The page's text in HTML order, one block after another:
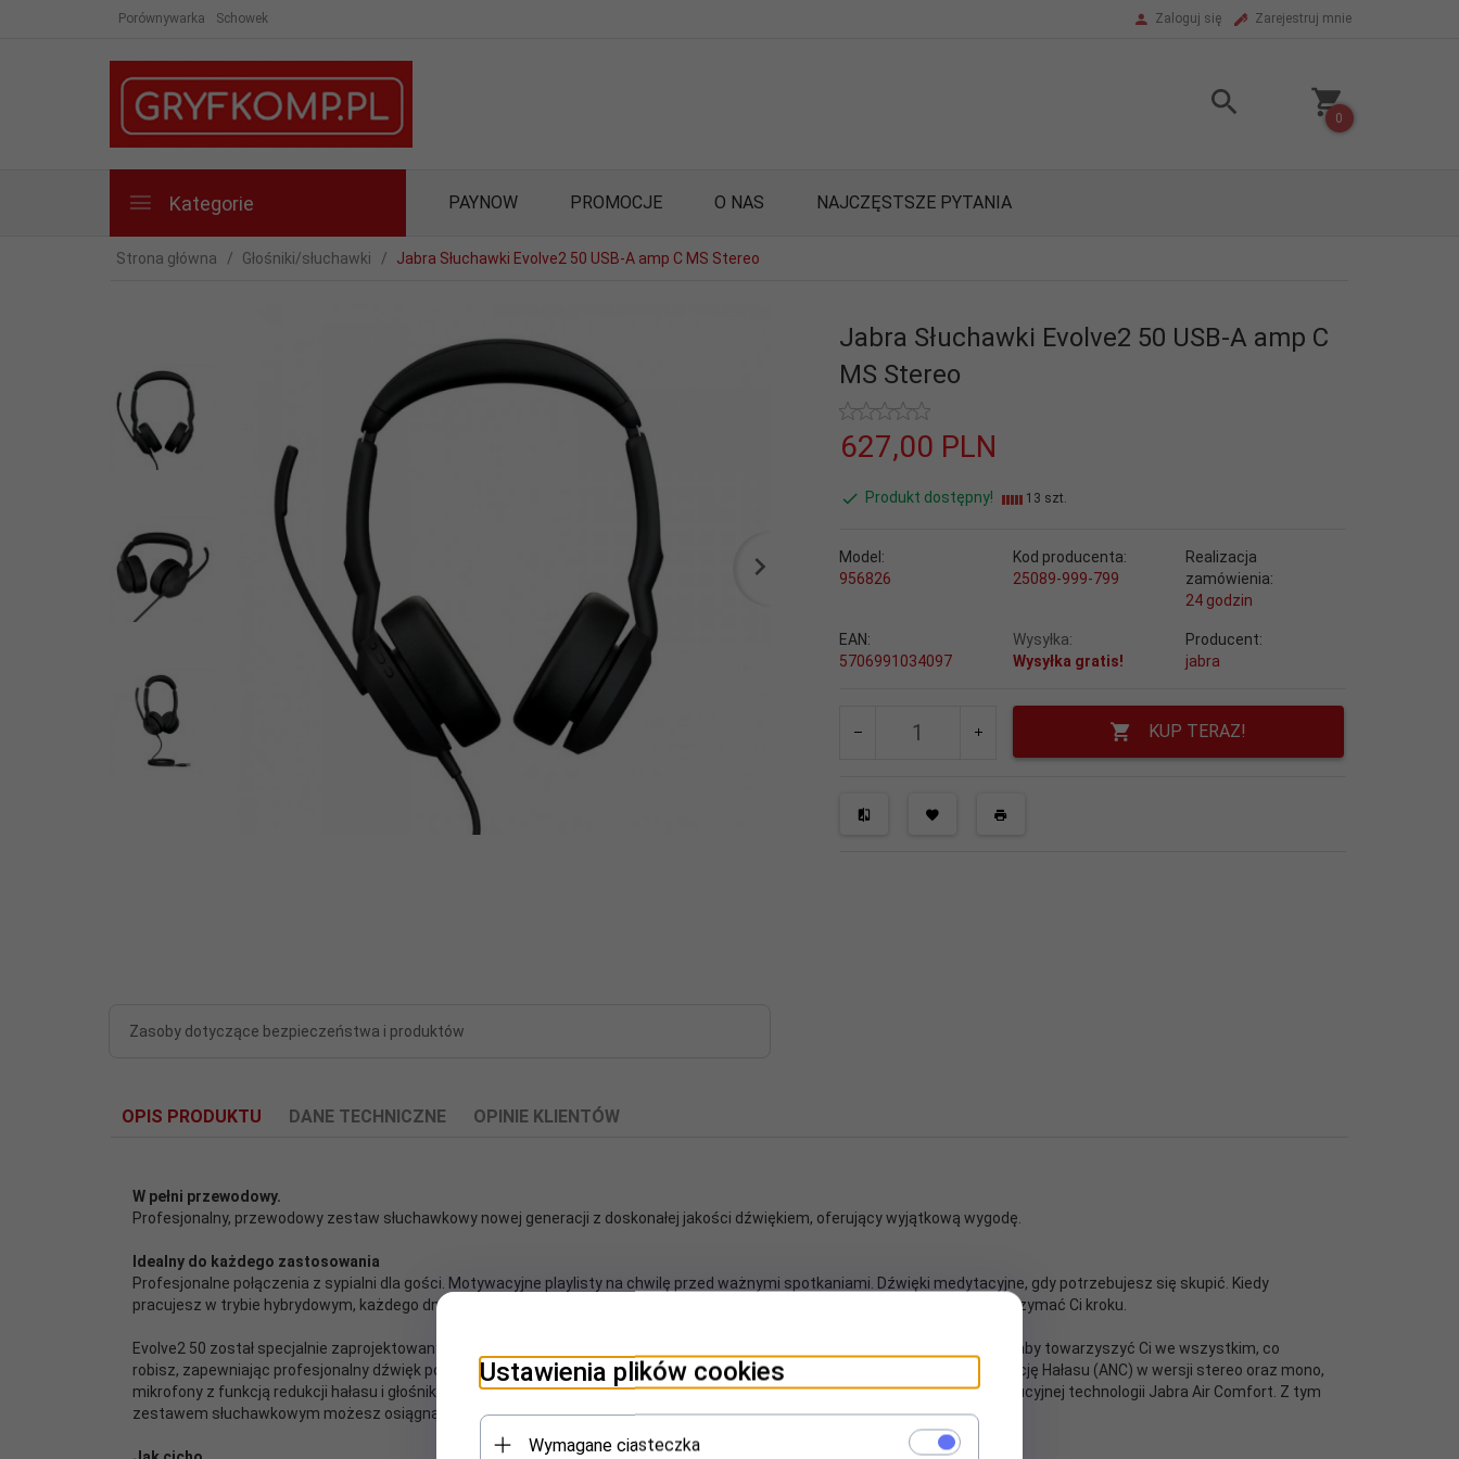
Porównywarka Schowek Zaloguj się Zarejestruj mnie
0
Kategorie PAYNOW PROMOCJE O NAS NAJCZĘSTSZE PYTANIA
Strona główna Głośniki/słuchawki Jabra Słuchawki Evolve2 50 USB-A amp C MS Stereo
Zasoby dotyczące bezpieczeństwa i produktów
Jabra Słuchawki Evolve2 50 USB-A amp C
MS Stereo
627,00 PLN
Produkt dostępny! 13 szt.
Model:
956826
Kod producenta:
25089-999-799
Realizacja
zamówienia:
24 godzin
EAN:
5706991034097
Wysyłka:
Wysyłka gratis!
Producent:
jabra
KUP TERAZ!
OPIS PRODUKTU DANE TECHNICZNE OPINIE KLIENTÓW
W pełni przewodowy.
Profesjonalny, przewodowy zestaw słuchawkowy nowej generacji z doskonałej jakości dźwiękiem, oferujący wyjątkową wygodę.
Idealny do każdego zastosowania
Profesjonalne połączenia z sypialni dla gości. Motywacyjne playlisty na chwilę przed ważnymi spotkaniami. Dźwięki medytacyjne, gdy potrzebujesz się skupić. Kiedy
pracujesz w trybie hybrydowym, każdego dnia dużo się dzieje, dlatego tak ważne jest, aby Twój zestaw słuchawkowy mógł dotrzymać Ci kroku.
Evolve2 50 został specjalnie zaprojektowany, by dopasować się do Twojego stylu pracy. Ten zestaw słuchawkowy jest gotowy, aby towarzyszyć Ci we wszystkim, co
robisz, zapewniając profesjonalny dźwięk podczas rozmów oraz słuchania muzyki. Wyposażony jest w potężną Aktywną Redukcję Hałasu (ANC) w wersji stereo oraz mono,
mikrofony z funkcją redukcji hałasu i głośniki o średnicy 28 mm, oferując jednocześnie niezrównany komfort dzięki naszej rewolucyjnej technologii Jabra Air Comfort. Z tym
zestawem słuchawkowym możesz osiągnąć wszystko, co sobie zaplanujesz.
Bluetooth: 5.2
Długość
przewodu:
1.7
Funkcje
Ustawienia plików cookies
Wymagane ciasteczka